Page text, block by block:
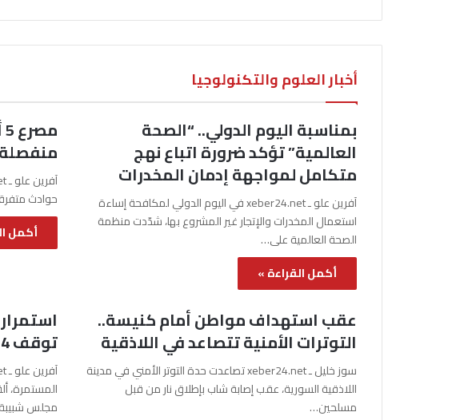
أخبار العلوم والتكنولوجيا
بمناسبة اليوم الدولي.. “الصحة
العالمية” تؤكد ضرورة اتباع نهج
متكامل لمواجهة إدمان المخدرات
آفرين علو ـ xeber24.net في اليوم الدولي لمكافحة إساءة
استعمال المخدرات والإتجار غير المشروع بها، شدّدت منظمة
الصحة العالمية على…
أكمل القراءة »
حوادث
أكمل
عقب استهداف مواطن أمام كنيسة..
التوترات الأمنية تتصاعد في اللاذقية
سوز خليل ـ xeber24.net تصاعدت حدة التوتر الأمني في مدينة
اللاذقية السورية، عقب إصابة شاب بإطلاق نار من قبل
مسلحين…
توقف 4 نشطاء من حزب المساواة
المستمرة،
مجلس